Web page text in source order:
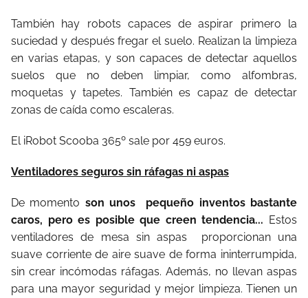
También hay robots capaces de aspirar primero la
suciedad y después fregar el suelo. Realizan la limpieza
en varias etapas, y son capaces de detectar aquellos
suelos que no deben limpiar, como alfombras,
moquetas y tapetes. También es capaz de detectar
zonas de caída como escaleras.
El iRobot Scooba 365º sale por 459 euros.
Ventiladores seguros sin ráfagas ni aspas
De momento son unos pequeño inventos bastante
caros, pero es posible que creen tendencia... Estos
ventiladores de mesa sin aspas proporcionan una
suave corriente de aire suave de forma ininterrumpida,
sin crear incómodas ráfagas. Además, no llevan aspas
para una mayor seguridad y mejor limpieza. Tienen un